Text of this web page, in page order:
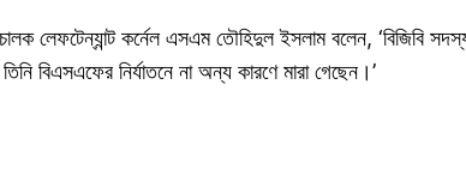
লেফটেন্যান্ট কর্নেল এসএম তৌহিদুল ইসলাম বলেন,
বিএসএফের নির্যাতনে না অন্য কারণে মারা গেছেন।’